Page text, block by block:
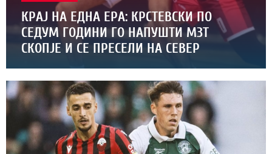
КРАЈ НА ЕДНА ЕРА: КРСТЕВСКИ ПО
СЕДУМ ГОДИНИ ГО НАПУШТИ МЗТ
СКОПЈЕ И СЕ ПРЕСЕЛИ НА СЕВЕР